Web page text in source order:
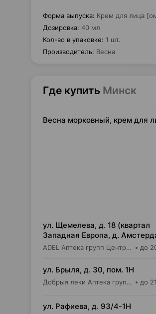
Форма выпуска: Крем для лица
Дозировка: 40 мл
Кол-во в упаковке: 1 шт.
Производитель: Весна
Где купить Минск
Весна морковный, крем для
ул. Щемелева, д. 18 (квартал
Западная Европа, д.
ADEL Аптека групп Центр ООО Аптека №31 до
ул. Брыля, д. 30, пом. 1Н
Добрыя леки Аптека групп Центр ООО Аптека №25 до
ул. Рафиева, д. 93/4-1Н